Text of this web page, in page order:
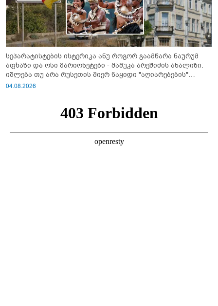
სეპარატისტების ისტერიკა ანუ როგორ გაამწარა ნაურუმ
აფხაზი და ოსი მარიონეტები - მამუკა არეშიძის ანალიზი:
იშლება თუ არა რუსეთის მიერ ნაყიდი "აღიარებების"
სისტემა?!
04.08.2026